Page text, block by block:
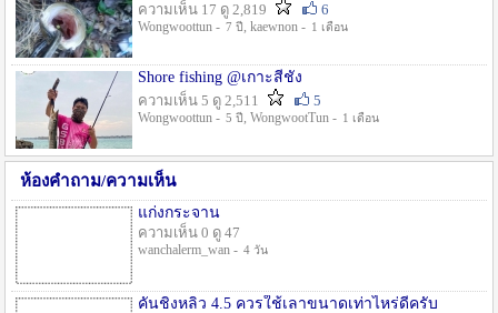
ความเห็น 17 ดู 2,819
6
Wongwoottun - 7 ปี , kaewnon - 1 เดือน
Shore fishing @เกาะสีชัง
ความเห็น 5 ดู 2,511
5
Wongwoottun - 5 ปี , WongwootTun - 1 เดือน
ห้องคำถาม/ความเห็น
แก่งกระจาน
ความเห็น 0 ดู 47
wanchalerm_wan - 4 วัน
คันชิงหลิว 4.5 ควรใช้เลาขนาดเท่าไหร่ดีครับ